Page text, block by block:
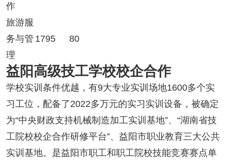
作
旅游服
务与管
理
1795 80
益阳高级技工学校校企合作
学校实训条件优越，有9大专业实训场地1600多个实
习工位，配备了2022多万元的实习实训设备，被确定
为“中央财政支持机械制造加工实训基地”、“湖南省技
工院校校企合作研修平台”、益阳市职业教育三大公共
实训基地。是益阳市职工和职工院校技能竞赛赛点单